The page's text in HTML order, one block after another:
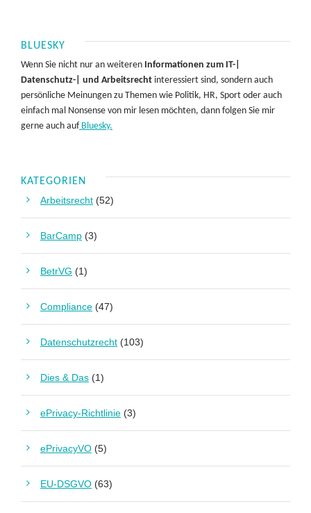
BLUESKY
Wenn Sie nicht nur an weiteren Informationen zum IT-|
Datenschutz-| und Arbeitsrecht interessiert sind, sondern auch
persönliche Meinungen zu Themen wie Politik, HR, Sport oder auch
einfach mal Nonsense von mir lesen möchten, dann folgen Sie mir
gerne auch aufBluesky.
KATEGORIEN
Arbeitsrecht (52)
BarCamp (3)
BetrVG (1)
Compliance (47)
Datenschutzrecht (103)
Dies & Das (1)
ePrivacy-Richtlinie (3)
ePrivacyVO (5)
EU-DSGVO (63)